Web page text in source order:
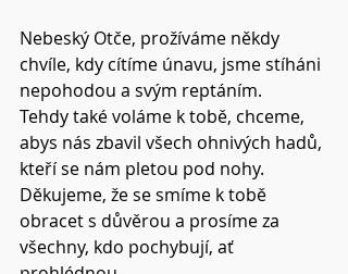
Nebeský Otče, prožíváme někdy
chvíle, kdy cítíme únavu, jsme stíháni
nepohodou a svým reptáním.
Tehdy také voláme k tobě, chceme,
abys nás zbavil všech ohnivých hadů,
kteří se nám pletou pod nohy.
Děkujeme, že se smíme k tobě
obracet s důvěrou a prosíme za
všechny, kdo pochybují, ať